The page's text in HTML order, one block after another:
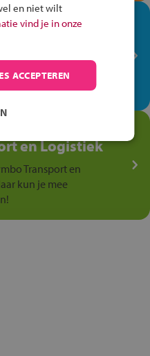
ben je op je
het vmbo jouw talent
waar elke dag
en Logistiek
Transport en
kun je mee
en niet wilt
vind je in onze
ACCEPTEREN